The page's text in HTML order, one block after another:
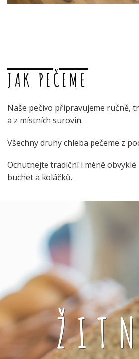
JAK PEČEME
Naše pečivo připravujeme ručně,
a z místních surovin.
Všechny druhy chleba pečeme z
Ochutnejte tradiční i méně obvyklé
buchet a koláčků.